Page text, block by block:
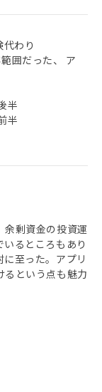
わり
囲だった、 ア
半
半
余剰資金の投資運
るところもあり
至った。アプリ
るという点も魅力